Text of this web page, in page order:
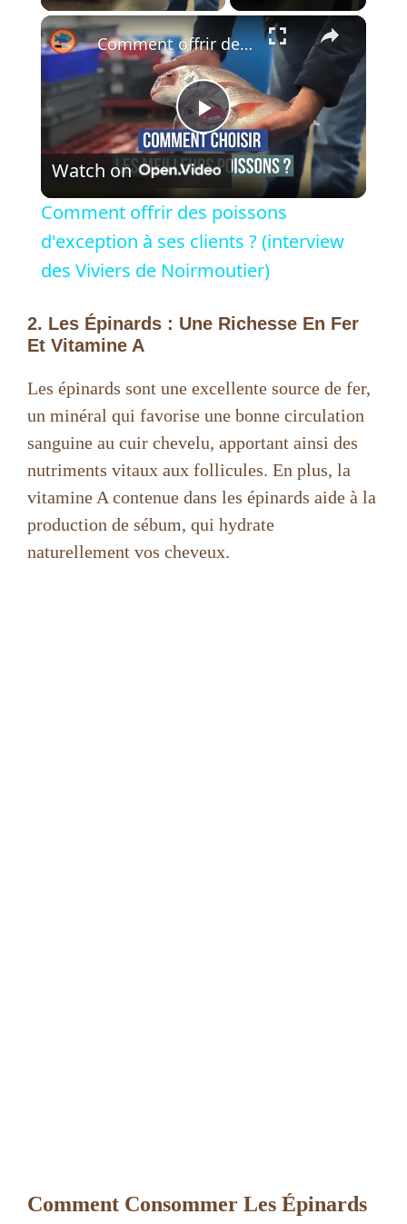
×
P
l
a
i
d
e
Comment offrir des poissons d'exception à ses clients ? (interview des Viviers de Noirmoutier)
Watch on
Comment offrir des poissons
d'exception à ses clients ? (interview
des Viviers de Noirmoutier)
2. Les Épinards : Une Richesse En Fer
Et Vitamine A
Les épinards sont une excellente source de fer,
un minéral qui favorise une bonne circulation
sanguine au cuir chevelu, apportant ainsi des
nutriments vitaux aux follicules. En plus, la
vitamine A contenue dans les épinards aide à la
production de sébum, qui hydrate
naturellement vos cheveux.
Comment Consommer Les Épinards